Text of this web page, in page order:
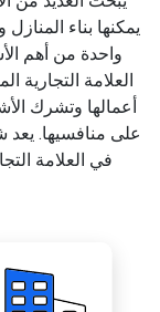
يمكنها بناء
واحدة من أهم
العلامة التجارية
أعمالها وتشرك
على منافسيها. يعد
في العلامة